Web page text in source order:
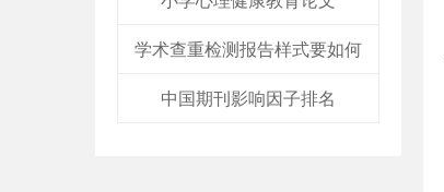
学术查重检测报告样式要如何
中国期刊影响因子排名